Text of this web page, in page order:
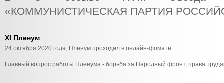
«КОММУНИСТИЧЕСКАЯ ПАРТИЯ
XI Пленум
24 октября 2020 года, Пленум проходил в онлайн-фомате.
Главный вопрос работы Пленума - борьба за Народный фронт, права